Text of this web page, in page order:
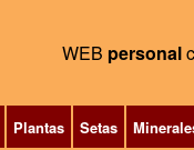
WEB personal
Plantas Setas